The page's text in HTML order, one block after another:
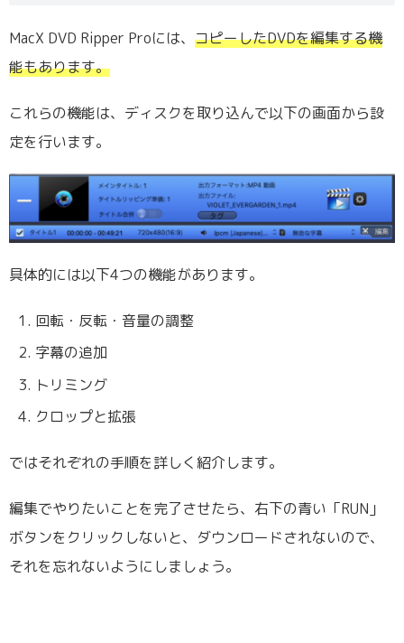
MacX DVD Ripper Proには、 コピーしたDVDを編集する機
能もあります。
これらの機能は、ディスクを取り込んで以下の画面から設
定を行います。
具体的には以下4つの機能があります。
回転・反転・音量の調整
字幕の追加
トリミング
クロップと拡張
ではそれぞれの手順を詳しく紹介します。
編集でやりたいことを完了させたら、右下の青い「RUN」
ボタンをクリックしないと、ダウンロードされないので、
それを忘れないようにしましょう。